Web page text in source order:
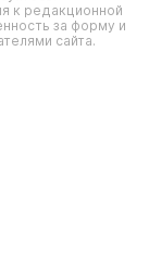
к редакционной
за форму и
сайта.